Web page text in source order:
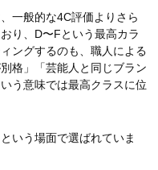
一般的な4C評価よりさら
り、D〜Fという最高カラ
ングするのも、職人による
格」「芸能人と同じブラン
う意味では最高クラスに位
いう場面で選ばれていま